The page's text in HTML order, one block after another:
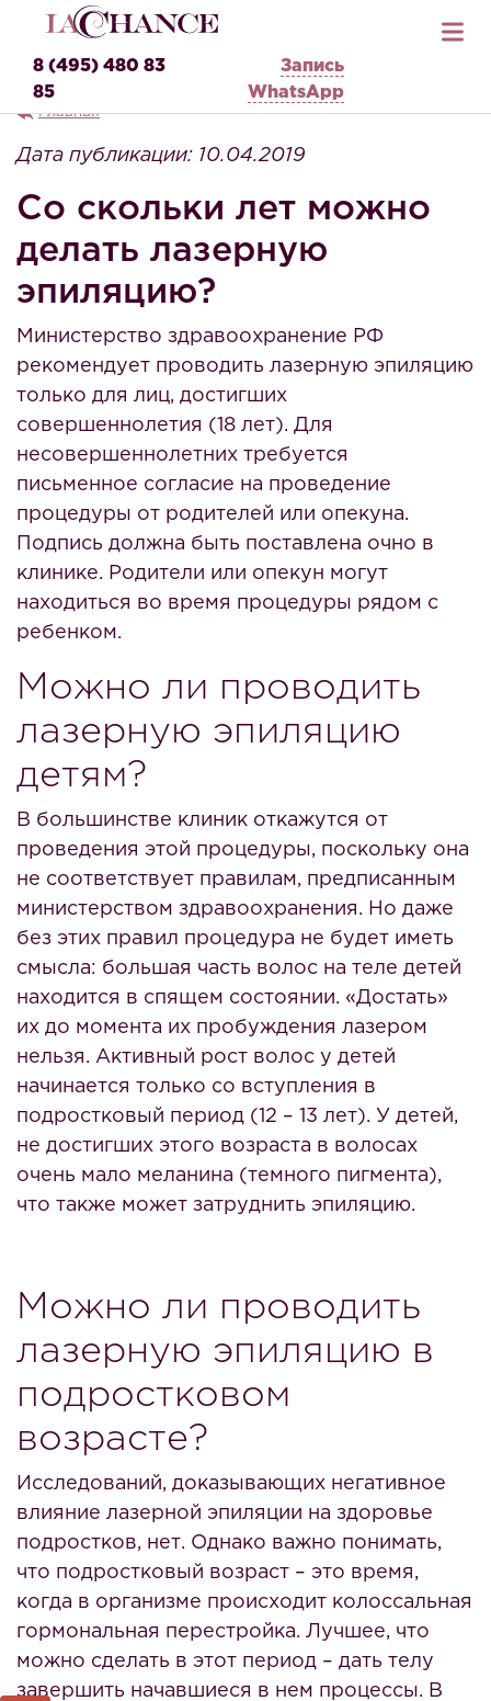
8 (495) 480 83
85
Запись
WhatsApp
Главная
Дата публикации: 10.04.2019
Со скольки лет можно
делать лазерную
эпиляцию?
Министерство здравоохранение РФ
рекомендует проводить лазерную эпиляцию
только для лиц, достигших
совершеннолетия (18 лет). Для
несовершеннолетних требуется
письменное согласие на проведение
процедуры от родителей или опекуна.
Подпись должна быть поставлена очно в
клинике. Родители или опекун могут
находиться во время процедуры рядом с
ребенком.
Можно ли проводить
лазерную эпиляцию
детям?
В большинстве клиник откажутся от
проведения этой процедуры, поскольку она
не соответствует правилам, предписанным
министерством здравоохранения. Но даже
без этих правил процедура не будет иметь
смысла: большая часть волос на теле детей
находится в спящем состоянии. «Достать»
их до момента их пробуждения лазером
нельзя. Активный рост волос у детей
начинается только со вступления в
подростковый период (12 – 13 лет). У детей,
не достигших этого возраста в волосах
очень мало меланина (темного пигмента),
что также может затруднить эпиляцию.
Можно ли проводить
лазерную эпиляцию в
подростковом
возрасте?
Исследований, доказывающих негативное
влияние лазерной эпиляции на здоровье
подростков, нет. Однако важно понимать,
что подростковый возраст – это время,
когда в организме происходит колоссальная
гормональная перестройка. Лучшее, что
можно сделать в этот период – дать телу
завершить начавшиеся в нем процессы. В